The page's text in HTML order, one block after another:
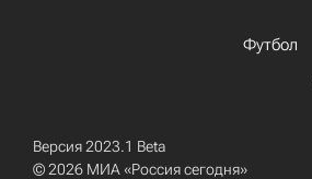
Футбол
Версия 2023.1 Beta
© 2026 МИА «Россия сегодня»